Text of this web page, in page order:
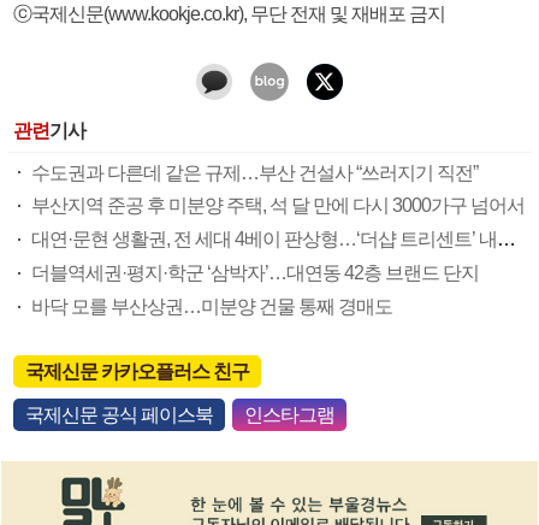
ⓒ국제신문(www.kookje.co.kr), 무단 전재 및 재배포 금지
관련기사
수도권과 다른데 같은 규제…부산 건설사 “쓰러지기 직전”
부산지역 준공 후 미분양 주택, 석 달 만에 다시 3000가구 넘어서
대연·문현 생활권, 전 세대 4베이 판상형…‘더샵 트리센트’ 내달 분양
더블역세권·평지·학군 ‘삼박자’…대연동 42층 브랜드 단지
바닥 모를 부산상권…미분양 건물 통째 경매도
국제신문 카카오플러스 친구
국제신문 공식 페이스북 인스타그램